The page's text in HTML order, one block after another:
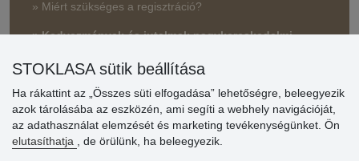
» Miért szükséges a regisztráció?
» Kedvezmények és jutalmak nagykereskedelmi
Vásárlók
STOKLASA sütik beállítása
Ha rákattint az „Összes süti elfogadása” lehetőségre, beleegyezik
azok tárolásába az eszközén, ami segíti a webhely navigációját,
az adathasználat elemzését és marketing tevékenységünket. Ön
elutasíthatja
, de örülünk, ha beleegyezik.